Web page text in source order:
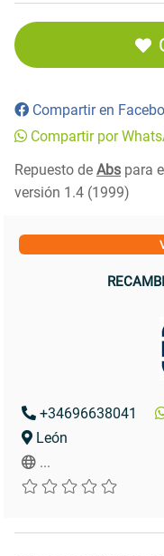
Compartir en
Compartir por
Repuesto de Abs para
versión 1.4 (1999)
+34696638041
León
...